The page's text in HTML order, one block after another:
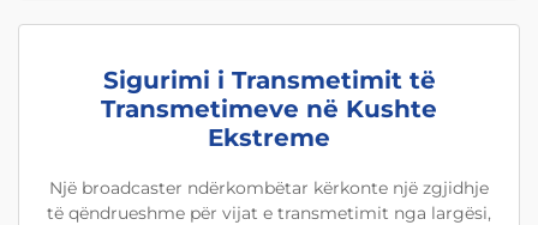
Sigurimi i Transmetimit të
Transmetimeve në Kushte
Ekstreme
Një broadcaster ndërkombëtar kërkonte një zgjidhje
të qëndrueshme për vijat e transmetimit nga largësi,